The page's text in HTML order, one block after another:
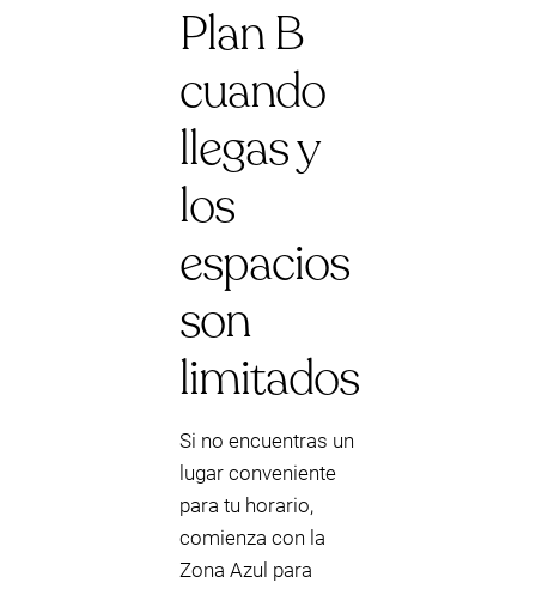
Plan B
cuando
llegas y
los
espacios
son
limitados
Si no encuentras un
lugar conveniente
para tu horario,
comienza con la
Zona Azul para